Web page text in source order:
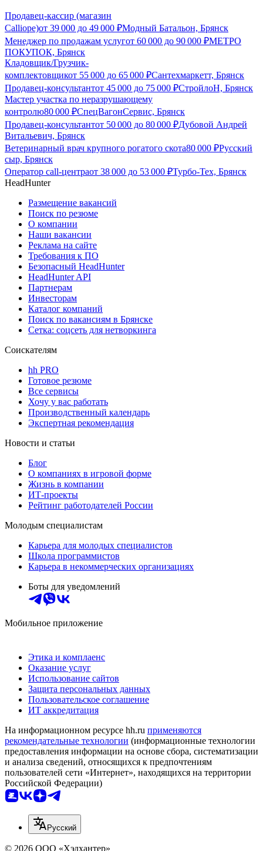
Продавец-кассир (магазин
Calliope)от 39 000 до 49 000 ₽Модный Батальон, Брянск
Менеджер по продажам услугот 60 000 до 90 000 ₽МЕТРО
ПОКУПОК, Брянск
Кладовщик/Грузчик-
комплектовщикот 55 000 до 65 000 ₽Сантехмаркетт, Брянск
Продавец-консультантот 45 000 до 75 000 ₽СтройлоН, Брянск
Мастер участка по неразрушающему
контролю80 000 ₽СпецВагонСервис, Брянск
Продавец-консультантот 50 000 до 80 000 ₽Дубовой Андрей
Витальевич, Брянск
Ветеринарный врач крупного рогатого скота80 000 ₽Русский
сыр, Брянск
Оператор call-центраот 38 000 до 53 000 ₽Турбо-Тех, Брянск
HeadHunter
Размещение вакансий
Поиск по резюме
О компании
Наши вакансии
Реклама на сайте
Требования к ПО
Безопасный HeadHunter
HeadHunter API
Партнерам
Инвесторам
Каталог компаний
Поиск по вакансиям в Брянске
Сетка: соцсеть для нетворкинга
Соискателям
hh PRO
Готовое резюме
Все сервисы
Хочу у вас работать
Производственный календарь
Экспертная рекомендация
Новости и статьи
Блог
О компаниях в игровой форме
Жизнь в компании
ИТ-проекты
Рейтинг работодателей России
Молодым специалистам
Карьера для молодых специалистов
Школа программистов
Карьера в некоммерческих организациях
Боты для уведомлений
Мобильное приложение
Этика и комплаенс
Оказание услуг
Использование сайтов
Защита персональных данных
Пользовательское соглашение
ИТ аккредитация
На информационном ресурсе hh.ru применяются
рекомендательные технологии (информационные технологии
предоставления информации на основе сбора, систематизации
и анализа сведений, относящихся к предпочтениям
пользователей сети «Интернет», находящихся на территории
Российской Федерации)
Русский
© 2026 ООО «Хэдхантер»